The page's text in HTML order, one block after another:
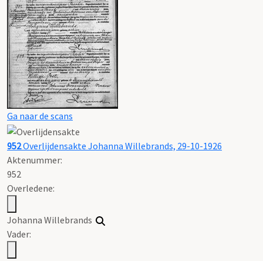
Ga naar de scans
952Overlijdensakte Johanna Willebrands, 29-10-1926
Aktenummer:
952
Overledene:
Johanna Willebrands
Vader: